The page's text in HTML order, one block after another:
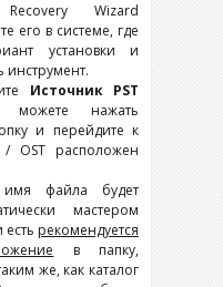
Wizard
его в системе, где
установки и
инструмент.
Источник PST
нажать
и перейдите к
/ OST расположен
файла будет
мастером
есть рекомендуется
в папку,
же, как каталог